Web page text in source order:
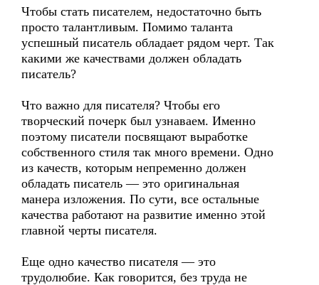
Чтобы стать писателем, недостаточно быть
просто талантливым. Помимо таланта
успешный писатель обладает рядом черт. Так
какими же качествами должен обладать
писатель?
Что важно для писателя? Чтобы его
творческий почерк был узнаваем. Именно
поэтому писатели посвящают выработке
собственного стиля так много времени. Одно
из качеств, которым непременно должен
обладать писатель — это оригинальная
манера изложения. По сути, все остальные
качества работают на развитие именно этой
главной черты писателя.
Еще одно качество писателя — это
трудолюбие. Как говорится, без труда не